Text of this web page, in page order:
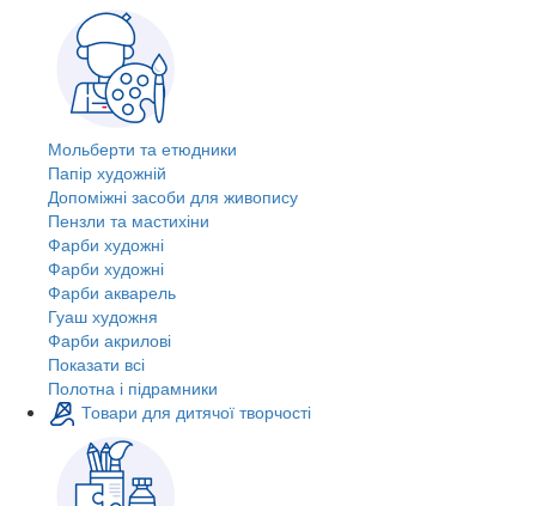
Мольберти та етюдники
Папір художній
Допоміжні засоби для живопису
Пензли та мастихіни
Фарби художні
Фарби художні
Фарби акварель
Гуаш художня
Фарби акрилові
Показати всі
Полотна і підрамники
Товари для дитячої творчості